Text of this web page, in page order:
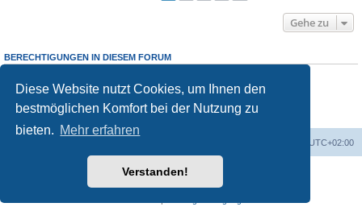
Diese Website nutzt Cookies, um Ihnen den
bestmöglichen Komfort bei der Nutzung zu
bieten. Mehr erfahren
Verstanden!
Gehe zu
BERECHTIGUNGEN IN DIESEM FORUM
Sie dürfen
keine
Antworten zu Themen in diesem Forum erstellen.
Sie dürfen Ihre Beiträge in diesem Forumnicht ändern.
Sie dürfen Ihre Beiträge in diesem Forumnichtlöschen.
keine
UTC+02:00
Powered byphpBB® Forum Software © phpBB Limited
phpBB.de